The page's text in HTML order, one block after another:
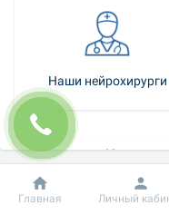
Наши нейрохирурги
Как
Добробут
Главная Личный